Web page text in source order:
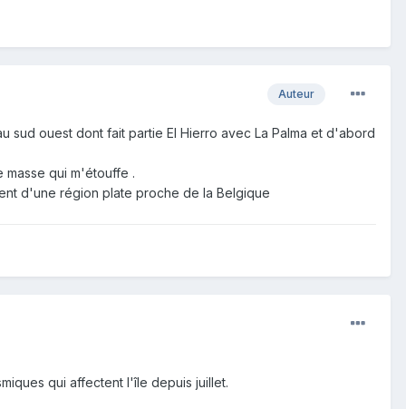
Auteur
sud ouest dont fait partie El Hierro avec La Palma et d'abord
qui m'étouffe .
d'une région plate proche de la Belgique
qui affectent l'île depuis juillet.